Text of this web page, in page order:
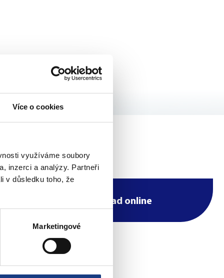
Více o cookies
využíváme soubory
inzerci a analýzy. Partneři
v důsledku toho, že
Marketingové
Objednejte se na úřad online